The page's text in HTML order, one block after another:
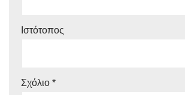
Ιστότοπος
Σχόλιο *